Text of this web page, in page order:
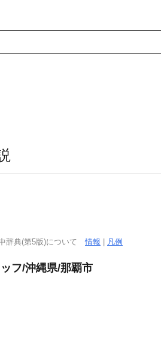
辞典(第5版)について情報 凡例
フ/沖縄県/那覇市